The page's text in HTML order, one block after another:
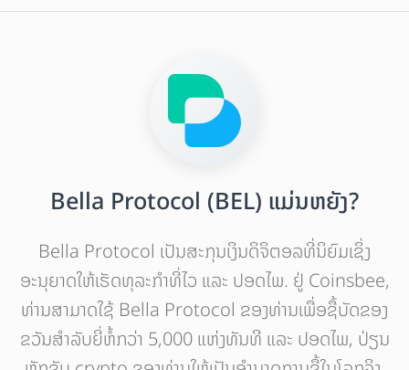
Bella Protocol (BEL) ແມ່ນຫຍັງ?
Bella Protocol ເປັນສະກຸນເງິນດິຈິຕອລທີ່ນິຍົມເຊິ່ງ
ອະນຸຍາດໃຫ້ເຮັດທຸລະກໍາທີ່ໄວ ແລະ ປອດໄພ. ຢູ່ Coinsbee,
ທ່ານສາມາດໃຊ້ Bella Protocol ຂອງທ່ານເພື່ອຊື້ບັດຂອງ
ຂວັນສຳລັບຍີ່ຫໍ້ກວ່າ 5,000 ແຫ່ງທັນທີ ແລະ ປອດໄພ, ປ່ຽນ